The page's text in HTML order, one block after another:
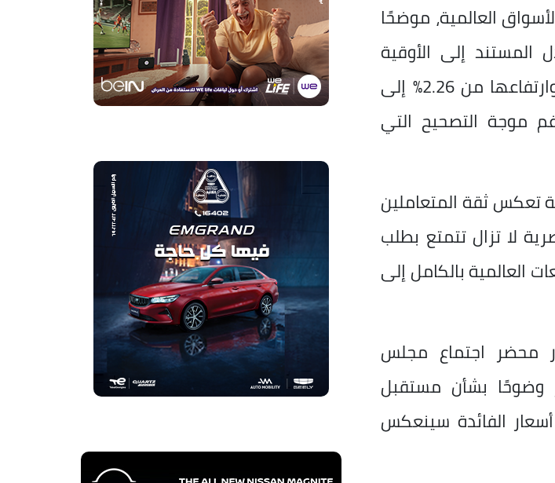
العالمية، موضحًا
المستند إلى الأوقية
العالمية وسعر الصرف، من 129.53 جنيهًا إلى 139.9 جنيهًا، وارتفاعها من 2.26% إلى
موجة التصحيح التي
تعكس ثقة المتعاملين
لا تزال تتمتع بطلب
العالمية بالكامل إلى
محضر اجتماع مجلس
وضوحًا بشأن مستقبل
الفائدة سينعكس